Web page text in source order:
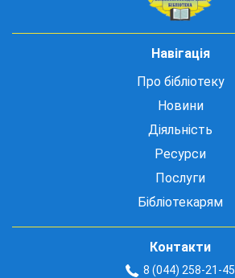
Навігація
Про бібліотеку
Новини
Діяльність
Ресурси
Послуги
Бібліотекарям
Контакти
8 (044) 258-21-45